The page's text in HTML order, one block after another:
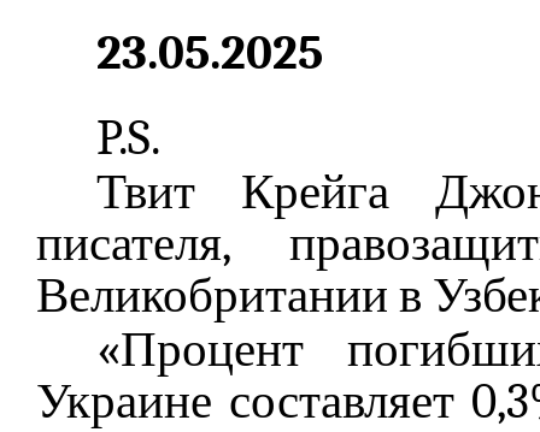
23.05.2025
P.S.
Твит Крейга
писателя,
Великобритании в
«Процент
Украине составляет